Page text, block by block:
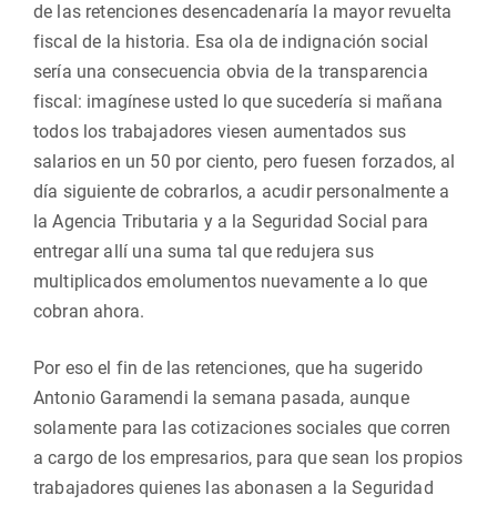
de las retenciones desencadenaría la mayor revuelta
fiscal de la historia. Esa ola de indignación social
sería una consecuencia obvia de la transparencia
fiscal: imagínese usted lo que sucedería si mañana
todos los trabajadores viesen aumentados sus
salarios en un 50 por ciento, pero fuesen forzados, al
día siguiente de cobrarlos, a acudir personalmente a
la Agencia Tributaria y a la Seguridad Social para
entregar allí una suma tal que redujera sus
multiplicados emolumentos nuevamente a lo que
cobran ahora.
Por eso el fin de las retenciones, que ha sugerido
Antonio Garamendi la semana pasada, aunque
solamente para las cotizaciones sociales que corren
a cargo de los empresarios, para que sean los propios
trabajadores quienes las abonasen a la Seguridad